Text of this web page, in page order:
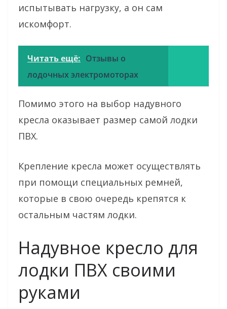
испытывать нагрузку, а он сам
искомфорт.
Читать ещё: Отзывы о
лодочных электромоторах
Помимо этого на выбор надувного
кресла оказывает размер самой лодки
ПВХ.
Крепление кресла может осуществлять
при помощи специальных ремней,
которые в свою очередь крепятся к
остальным частям лодки.
Надувное кресло для
лодки ПВХ своими
руками